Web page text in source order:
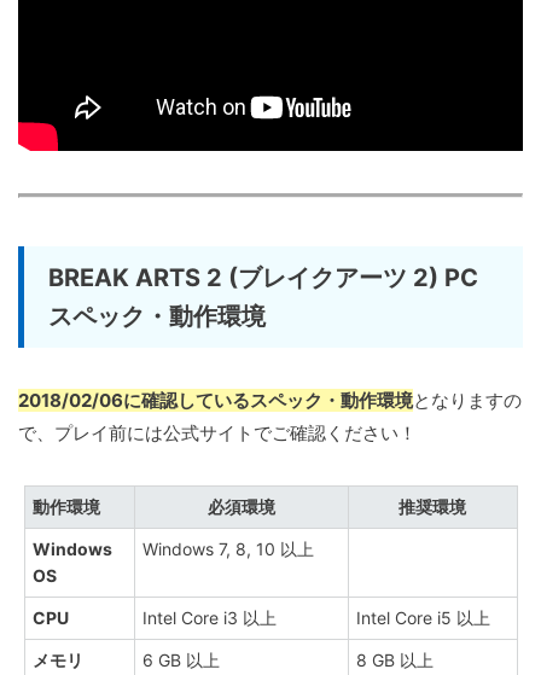
BREAK ARTS 2 (ブレイクアーツ 2) PC
スペック・動作環境
2018/02/06に確認しているスペック・動作環境となりますの
で、プレイ前には公式サイトでご確認ください！
動作環境 必須環境 推奨環境
Windows
OS
Windows 7, 8, 10 以上
CPU Intel Core i3 以上 Intel Core i5 以上
メモリ 6 GB 以上 8 GB 以上